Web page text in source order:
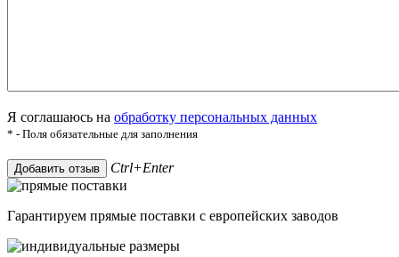
Я соглашаюсь на обработку персональных данных
* - Поля обязательные для заполнения
Добавить отзыв Ctrl+Enter
Гарантируем прямые поставки с европейских заводов